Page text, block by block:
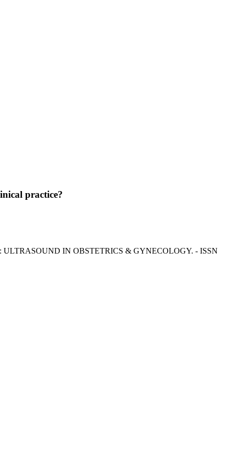
practice?
In: ULTRASOUND IN OBSTETRICS & GYNECOLOGY. - ISSN